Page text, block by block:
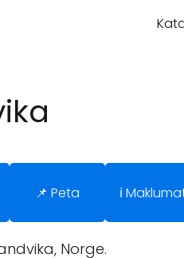
📌 Peta ℹ️
Norge.